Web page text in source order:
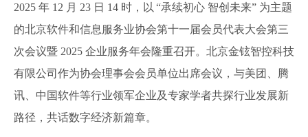
2025 年 12 月 23 日 14 时， 以 “承续初心 智创未来” 为主题
的北京软件和信息服务业协会第十一届会员代表大会第三
次会议暨 2025 企业服务年会隆重召开。北京金铉智控科技
有限公司作为协会理事会会员单位出席会议，与美团、腾
讯、中国软件等行业领军企业及专家学者共探行业发展新
路径，共话数字经济新篇章。